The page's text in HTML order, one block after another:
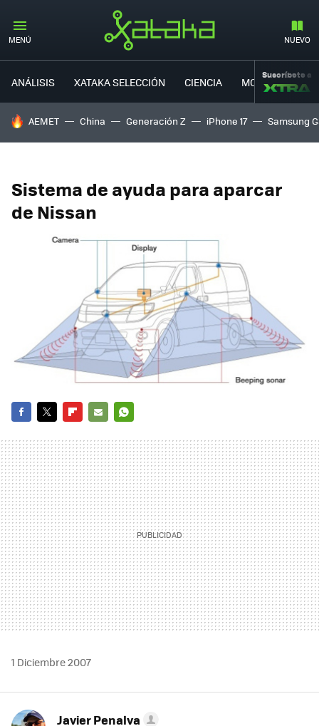
MENÚ NUEVO
ANÁLISIS XATAKA SELECCIÓN CIENCIA MOVILIDAD
Suscríbete a
HOY SE HABLA DE
AEMET China Generación Z iPhone 17 Samsung
Sistema de ayuda para aparcar
de Nissan
MAIL
1 Diciembre 2007
Javier Penalva